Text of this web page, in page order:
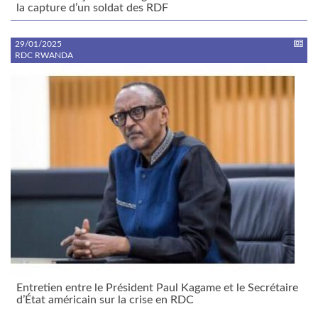
la capture d’un soldat des RDF
29/01/2025
RDC RWANDA
Entretien entre le Président Paul Kagame et le Secrétaire
d’État américain sur la crise en RDC